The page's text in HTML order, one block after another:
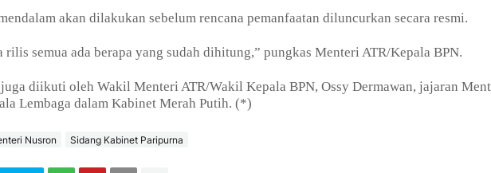
akan dilakukan sebelum rencana pemanfaatan diluncurkan secara resmi.
semua ada berapa yang sudah dihitung,” pungkas Menteri ATR/Kepala BPN.
diikuti oleh Wakil Menteri ATR/Wakil Kepala BPN, Ossy Dermawan, jajaran
Lembaga dalam Kabinet Merah Putih. (*)
Nusron Sidang Kabinet Paripurna